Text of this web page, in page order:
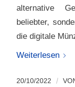
alternative
beliebter,
die digitale
Weiterlesen
20/10/2022 /